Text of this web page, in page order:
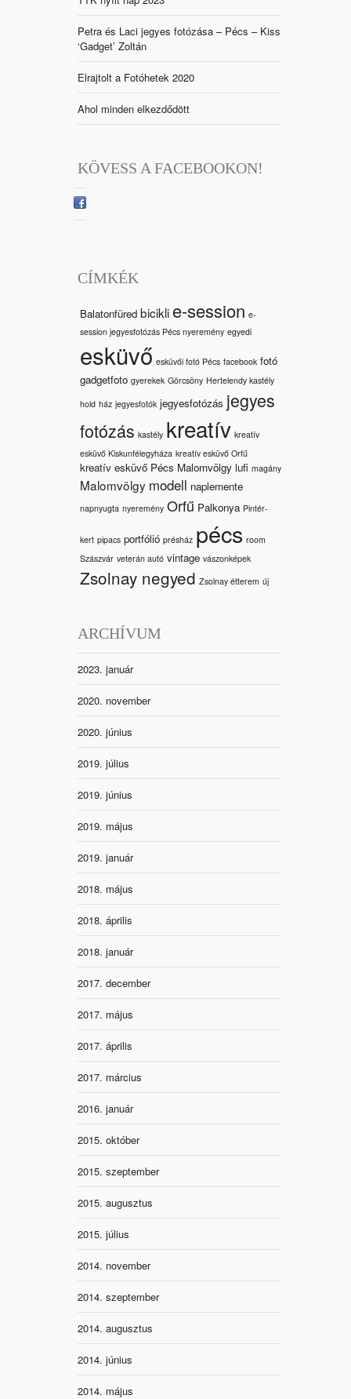
Petra és Laci jegyes fotózása – Pécs – Kiss
‘Gadget’ Zoltán
Elrajtolt a Fotóhetek 2020
Ahol minden elkezdődött
KÖVESS A FACEBOOKON!
CÍMKÉK
Balatonfüred bicikli e-session e-
session jegyesfotózás Pécs nyeremény egyedi
esküvő esküvői fotó Pécs facebook fotó
gadgetfoto gyerekek Görcsöny Hertelendy kastély
hold ház jegyesfotók jegyesfotózás jegyes
fotózás kastély kreatív kreatív
esküvő Kiskunfélegyháza kreatív esküvő Orfű
kreatív esküvő Pécs Malomvölgy lufi magány
Malomvölgy modell naplemente
napnyugta nyeremény Orfű Palkonya Pintér-
kert pipacs portfólió présház pécs room
Szászvár veterán autó vintage vászonképek
Zsolnay negyed Zsolnay étterem új
ARCHÍVUM
2023. január
2020. november
2020. június
2019. július
2019. június
2019. május
2019. január
2018. május
2018. április
2018. január
2017. december
2017. május
2017. április
2017. március
2016. január
2015. október
2015. szeptember
2015. augusztus
2015. július
2014. november
2014. szeptember
2014. augusztus
2014. június
2014. május